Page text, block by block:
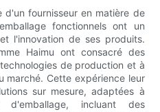
d'un fournisseur en matière de
fonctionnels ont un
l'innovation de ses produits.
Haimu ont consacré des
de production et à
marché. Cette expérience leur
sur mesure, adaptées à
incluant des